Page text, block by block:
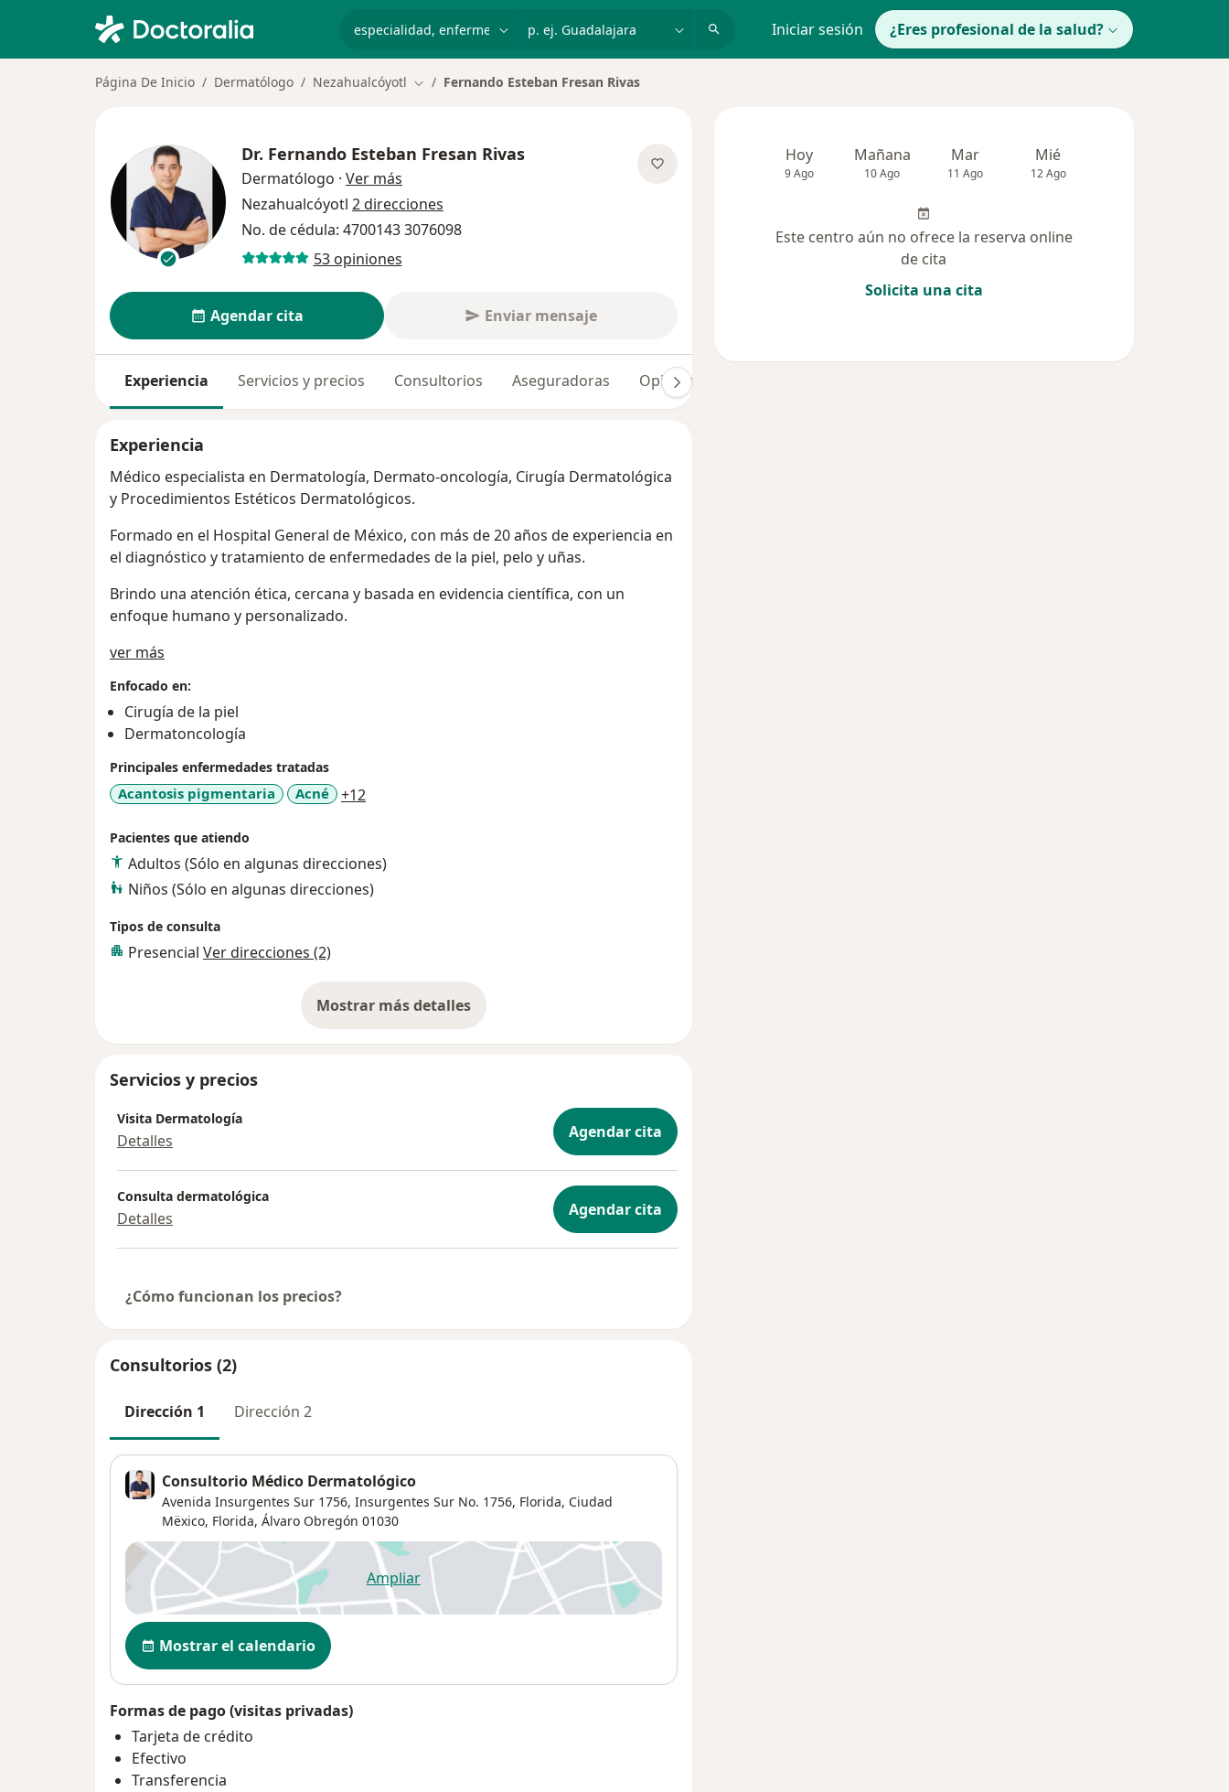
Iniciar sesión ¿Eres profesional de la salud?
Página De Inicio Dermatólogo Nezahualcóyotl Cambiar de ciudad
Fernando Esteban Fresan Rivas
Dr. Fernando Esteban Fresan Rivas
Dermatólogo · Ver más
Nezahualcóyotl 2 direcciones
No. de cédula: 4700143 3076098
53 opiniones
Agendar cita Enviar mensaje
Experiencia Servicios y precios Consultorios Aseguradoras Opiniones (53)
Experiencia
Médico especialista en Dermatología, Dermato-oncología, Cirugía Dermatológica
y Procedimientos Estéticos Dermatológicos.
Formado en el Hospital General de México, con más de 20 años de experiencia en
el diagnóstico y tratamiento de enfermedades de la piel, pelo y uñas.
Brindo una atención ética, cercana y basada en evidencia científica, con un
enfoque humano y personalizado.
ver más
Enfocado en:
Cirugía de la piel
Dermatoncología
Principales enfermedades tratadas
Acantosis pigmentaria Acné +12
Pacientes que atiendo
Adultos (Sólo en algunas direcciones)
Niños (Sólo en algunas direcciones)
Tipos de consulta
Presencial Ver direcciones (2)
Mostrar más detalles
sobre la experiencia
Servicios y precios
Visita Dermatología
Detalles Agendar cita
Consulta dermatológica
Detalles Agendar cita
¿Cómo funcionan los precios?
Consultorios (2)
Dirección 1 Dirección 2
Consultorio Médico Dermatológico
Avenida Insurgentes Sur 1756, Insurgentes Sur No. 1756, Florida, Ciudad
Mëxico, Florida, Álvaro Obregón 01030
Ampliarse abre en una nueva pestaña
Disponibilidad
Mostrar el calendario
Formas de pago (visitas privadas)
Tarjeta de crédito
Efectivo
Transferencia
Hoy
9 Ago
Mañana
10 Ago
Mar
11 Ago
Mié
12 Ago
Este centro aún no ofrece la reserva online
de cita
Solicita una cita